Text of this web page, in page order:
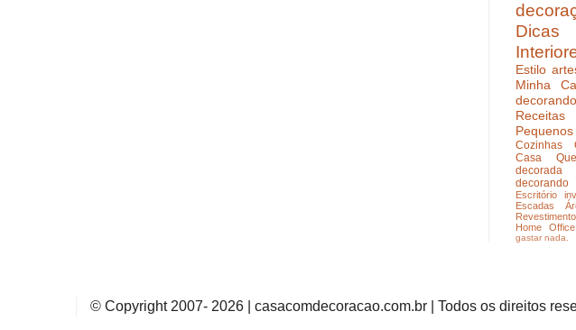
Dicas
Estilo
Minha
Receitas
Cozinhas
Casa
decorada
Escritório
Escadas
Revestimento
Home Office
gastar nada.
© Copyright 2007- 2026 | casacomdecoracao.com.br | Todos os direitos